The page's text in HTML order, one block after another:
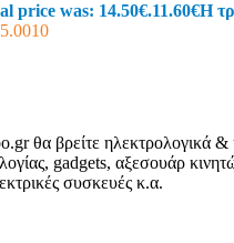
price was: 14.50€.11.60€Η
θα βρείτε ηλεκτρολογικά &
gadgets, αξεσουάρ
συσκευές κ.α.